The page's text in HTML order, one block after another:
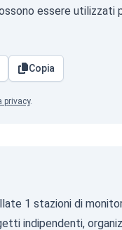
essere
Copia
privacy.
1 stazioni di
indipendenti,